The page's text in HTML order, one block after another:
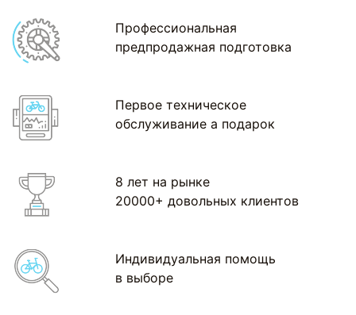
Профессиональная
предпродажная подготовка
Первое техническое
обслуживание а подарок
8 лет на рынке
20000+ довольных клиентов
Индивидуальная помощь
в выборе